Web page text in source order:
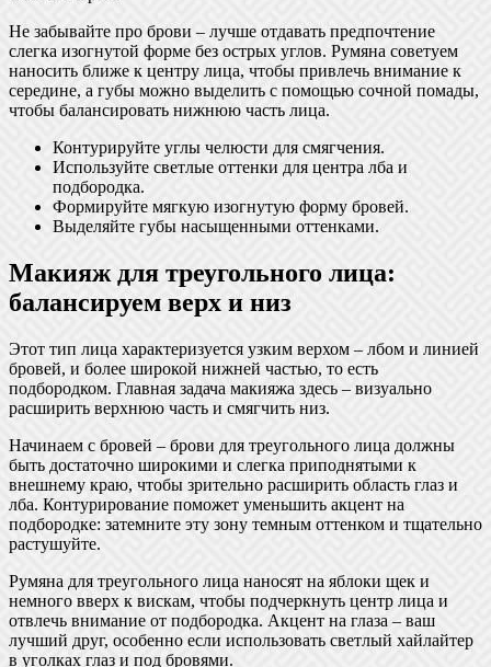
Не забывайте про брови – лучше отдавать предпочтение
слегка изогнутой форме без острых углов. Румяна советуем
наносить ближе к центру лица, чтобы привлечь внимание к
середине, а губы можно выделить с помощью сочной помады,
чтобы балансировать нижнюю часть лица.
Контурируйте углы челюсти для смягчения.
Используйте светлые оттенки для центра лба и
подбородка.
Формируйте мягкую изогнутую форму бровей.
Выделяйте губы насыщенными оттенками.
Макияж для треугольного лица:
балансируем верх и низ
Этот тип лица характеризуется узким верхом – лбом и линией
бровей, и более широкой нижней частью, то есть
подбородком. Главная задача макияжа здесь – визуально
расширить верхнюю часть и смягчить низ.
Начинаем с бровей – брови для треугольного лица должны
быть достаточно широкими и слегка приподнятыми к
внешнему краю, чтобы зрительно расширить область глаз и
лба. Контурирование поможет уменьшить акцент на
подбородке: затемните эту зону темным оттенком и тщательно
растушуйте.
Румяна для треугольного лица наносят на яблоки щек и
немного вверх к вискам, чтобы подчеркнуть центр лица и
отвлечь внимание от подбородка. Акцент на глаза – ваш
лучший друг, особенно если использовать светлый хайлайтер
в уголках глаз и под бровями.